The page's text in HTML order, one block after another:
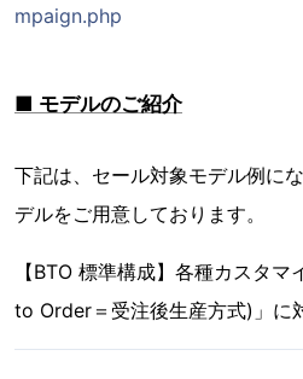
mpaign.php
■ モデルのご紹介
下記は、セール対象モデル例に
デルをご用意しております。
【BTO 標準構成】各種カスタ
to Order＝受注後生産方式)」に